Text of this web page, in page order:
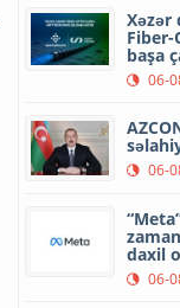
Xəzər
başa
06-
06-
daxil
06-